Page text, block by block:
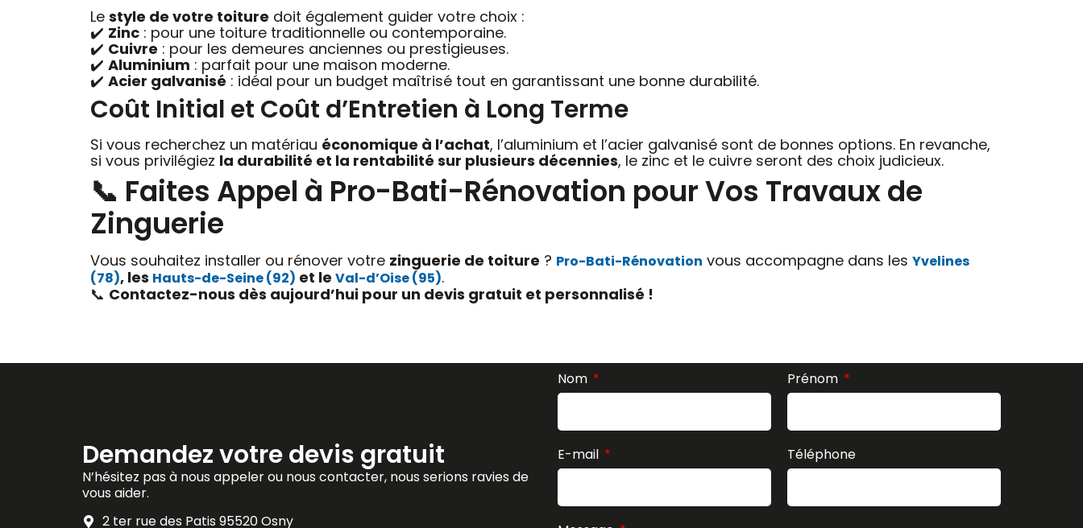
Le style de votre toiture doit également guider votre choix :
✔️ Zinc : pour une toiture traditionnelle ou contemporaine.
✔️ Cuivre : pour les demeures anciennes ou prestigieuses.
✔️ Aluminium : parfait pour une maison moderne.
✔️ Acier galvanisé : idéal pour un budget maîtrisé tout en garantissant une bonne durabilité.
Coût Initial et Coût d’Entretien à Long Terme
Si vous recherchez un matériau économique à l’achat, l’aluminium et l’acier galvanisé sont de bonnes options. En revanche,
si vous privilégiez la durabilité et la rentabilité sur plusieurs décennies, le zinc et le cuivre seront des choix judicieux.
📞 Faites Appel à Pro-Bati-Rénovation pour Vos Travaux de
Zinguerie
Vous souhaitez installer ou rénover votre zinguerie de toiture ? Pro-Bati-Rénovation vous accompagne dans les Yvelines
(78), les Hauts-de-Seine (92) et le Val-d’Oise (95).
📞 Contactez-nous dès aujourd’hui pour un devis gratuit et personnalisé !
Demandez votre devis gratuit
N’hésitez pas à nous appeler ou nous contacter, nous serions ravies de
vous aider.
2 ter rue des Patis 95520 Osny
Nom Prénom
E-mail Téléphone